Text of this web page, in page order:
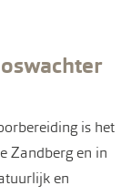
is het
Zandberg en in
en